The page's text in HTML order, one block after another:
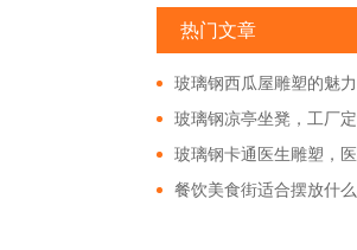
热门文章
玻璃钢西瓜屋雕塑的魅
都非常的好奇!
玻璃钢凉亭坐凳，工厂
玻璃钢卡通医生雕塑，
餐饮美食街适合摆放什